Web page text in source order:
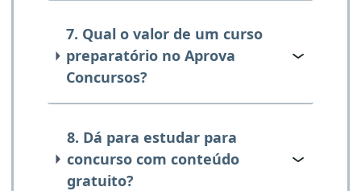
7. Qual o valor de um curso
preparatório no Aprova
Concursos?
8. Dá para estudar para
concurso com conteúdo
gratuito?